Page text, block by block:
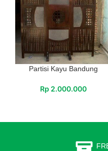
Partisi Kayu Bandung
Rp 2.000.000